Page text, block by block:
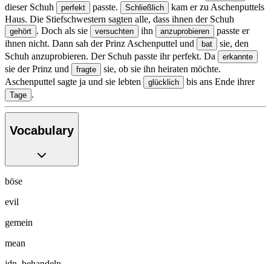
dieser Schuh perfekt passte. Schließlich
kam er zu Aschenputtels
Haus. Die Stiefschwestern sagten alle, dass ihnen der Schuh
gehört . Doch als sie versuchten ihn anzuprobieren
passte er
ihnen nicht. Dann sah der Prinz Aschenputtel und
bat
sie, den
Schuh anzuprobieren. Der Schuh passte ihr perfekt. Da
erkannte
sie der Prinz und fragte
sie, ob sie ihn heiraten möchte.
Aschenputtel sagte ja und sie lebten
glücklich bis ans Ende ihrer
Tage .
Vocabulary
böse
evil
gemein
mean